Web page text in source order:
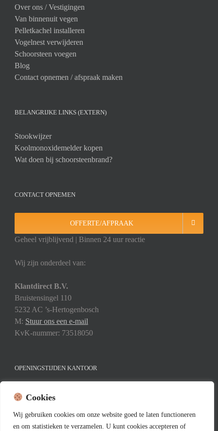
Cookies
Wij gebruiken cookies om onze website goed te laten functioneren
en om statistieken te verzamelen. U kunt cookies accepteren of
Over ons /Vestigingen
Van binnenuit vegen
Pelletkachel installeren
Vogelnest verwijderen
Schoorsteen voegen
Blog
Contact opnemen / afspraak maken
BELANGRIJKE LINKS (EXTERN)
Stookwijzer
Koolmonoxidemelder kopen
Wat doen bij schoorsteenbrand?
CONTACT OPNEMEN
OFFERTE/AFPRAAK
Geheel vrijblijvend | Binnen 24 uur reactie
Wij zijn onderdeel van:
Klantdirect B.V.
Bruistensingel 110
5232 AC ’s-Hertogenbosch
M: Stuur ons een e-mail
KvK-nummer: 73518050
OPENINGSTIJDEN KANTOOR
Maandag t/m vrijdag: 08:00 – 18:00